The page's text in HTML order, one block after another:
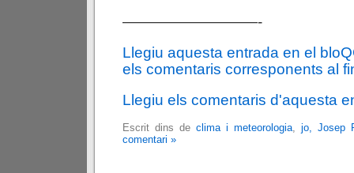
—————————-
Llegiu aquesta entrada en el
els comentaris corresponents al
Llegiu els comentaris d'aquesta
Escrit dins de clima i meteorologia, jo, Josep
comentari »